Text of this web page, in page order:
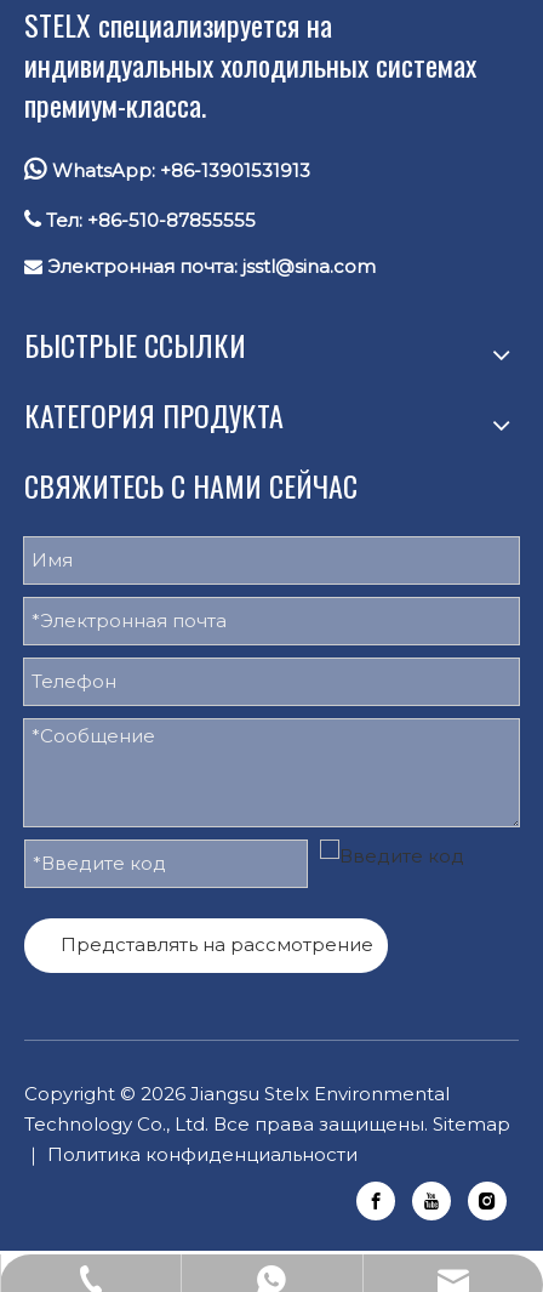
Тел: +86-13901531913
WhatsApp: +86-13901531913
Электронная почта: lucas.xu@stelxtech.com
STELX специализируется на
индивидуальных холодильных системах
премиум-класса.
 WhatsApp: +86-13901531913
 Тел: +86-510-87855555
 Электронная почта: jsstl@sina.com
БЫСТРЫЕ ССЫЛКИ
КАТЕГОРИЯ ПРОДУКТА
СВЯЖИТЕСЬ С НАМИ СЕЙЧАС
Представлять на рассмотрение
Copyright © 2026 Jiangsu Stelx Environmental
Technology Co., Ltd. Все права защищены. Sitemap
｜ Политика конфиденциальности